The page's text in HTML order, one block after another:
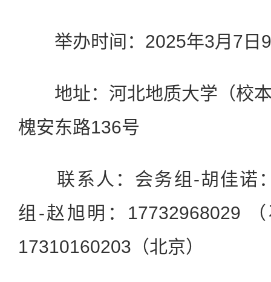
举办时间：2025年3月7日
地址：河北地质大学（校本
槐安东路136号
联系人：会务组-胡佳诺：
组-赵旭明：17732968029
17310160203（北京）